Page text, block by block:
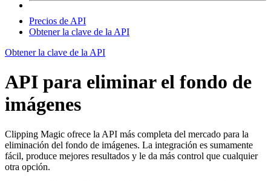
Precios de API
Obtener la clave de la API
Obtener la clave de la API
API para eliminar el fondo de
imágenes
Clipping Magic ofrece la API más completa del mercado para la
eliminación del fondo de imágenes. La integración es sumamente
fácil, produce mejores resultados y le da más control que cualquier
otra opción.